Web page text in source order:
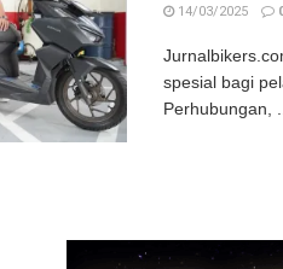
14/03/2025
spesial bagi
Perhubungan, ...